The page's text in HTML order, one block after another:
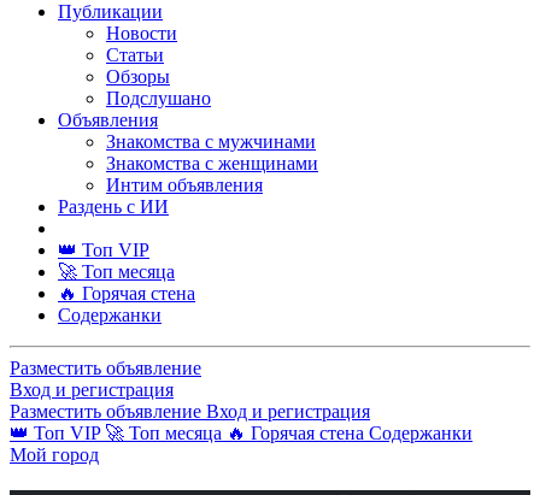
Публикации
Новости
Статьи
Обзоры
Подслушано
Объявления
Знакомства с мужчинами
Знакомства с женщинами
Интим объявления
Раздень с ИИ
👑 Топ VIP
🚀 Топ месяца
🔥 Горячая стена
Содержанки
Разместить объявление
Вход и регистрация
Разместить объявление Вход и регистрация
👑 Топ VIP 🚀 Топ месяца 🔥 Горячая стена Содержанки
Мой город